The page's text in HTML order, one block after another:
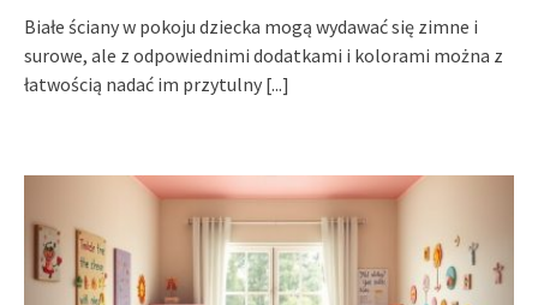
Białe ściany w pokoju dziecka mogą wydawać się zimne i
surowe, ale z odpowiednimi dodatkami i kolorami można z
łatwością nadać im przytulny [...]